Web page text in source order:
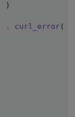
)
. curl_error(